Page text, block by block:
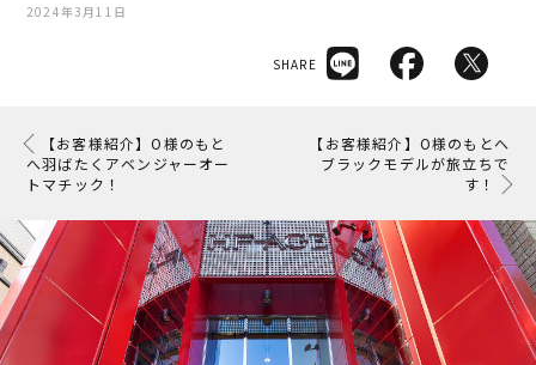
2024年3月11日
SHARE
【お客様紹介】O様のもと
へ羽ばたくアベンジャーオー
トマチック！
【お客様紹介】O様のもとへ
ブラックモデルが旅立ちで
す！